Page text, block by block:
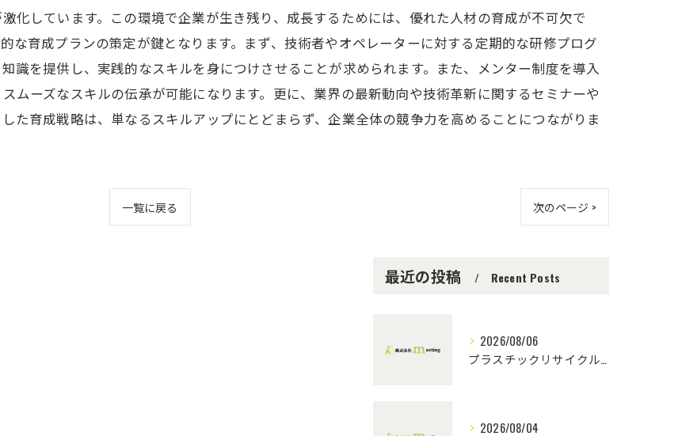
化しています。この環境で企業が生き残り、成長するためには、優れた人材の育成が不可欠で
な育成プランの策定が鍵となります。まず、技術者やオペレーターに対する定期的な研修プログ
識を提供し、実践的なスキルを身につけさせることが求められます。また、メンター制度を導入
ムーズなスキルの伝承が可能になります。更に、業界の最新動向や技術革新に関するセミナーや
た育成戦略は、単なるスキルアップにとどまらず、企業全体の競争力を高めることにつながりま
一覧に戻る 次のページ >
最近の投稿 Recent Posts
2026/08/06
プラスチックリサイクルにおける技術指導の重要性とチーム連携
2026/08/04